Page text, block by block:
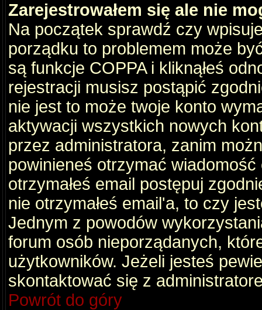
Zarejestrowałem się ale nie
Na początek sprawdź czy
porządku to problemem może
są funkcje COPPA i kliknąłeś
rejestracji musisz postąpić
nie jest to może twoje konto
aktywacji wszystkich nowych
przez administratora, zanim
powinieneś otrzymać
otrzymałeś email postępuj
nie otrzymałeś email'a, to czy
Jednym z powodów
forum osób nieporządanych,
użytkowników. Jeżeli jesteś
skontaktować się z
Powrót do góry